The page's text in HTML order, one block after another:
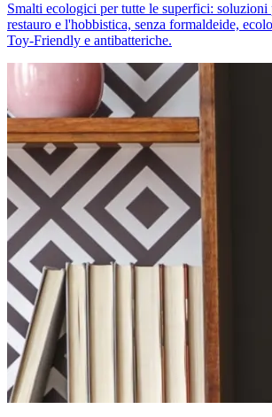
Smalti ecologici per tutte le superfici:
restauro e l'hobbistica, senza formaldeide,
Toy-Friendly e antibatteriche.